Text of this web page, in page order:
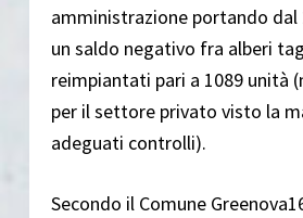
amministrazione portando dal
un saldo negativo fra alberi
reimpiantati pari a 1089 unità
per il settore privato visto la
adeguati controlli).
Secondo il Comune